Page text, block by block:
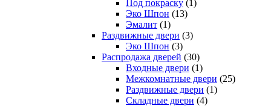
Под покраску (1)
Эко Шпон (13)
Эмалит (1)
Раздвижные двери (3)
Эко Шпон (3)
Распродажа дверей (30)
Входные двери (1)
Межкомнатные двери (25)
Раздвижные двери (1)
Складные двери (4)